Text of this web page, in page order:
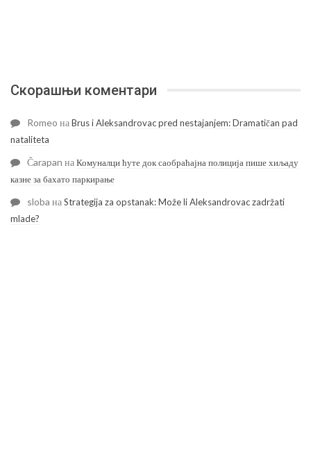
Скорашњи коментари
Romeo наBrus i Aleksandrovac pred nestajanjem: Dramatičan pad
nataliteta
Čarapan наКомуналци ћуте док саобраћајна полиција пише хиљаду
казне за бахато паркирање
sloba наStrategija za opstanak: Može li Aleksandrovac zadržati
mlade?